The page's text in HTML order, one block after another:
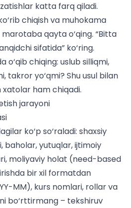
katta farq qiladi.
chiqish va muhokama
qayta o‘qing. “Bitta
sifatida” ko‘ring.
o‘qib chiqing: uslub silliqmi,
takror yo‘qmi? Shu usul bilan
xatolar ham chiqadi.
jarayoni
ko‘p so‘raladi: shaxsiy
baholar, yutuqlar, ijtimoiy
moliyaviy holat (need-based
bir xil formatdan
MM), kurs nomlari, rollar va
bo‘rttirmang – tekshiruv